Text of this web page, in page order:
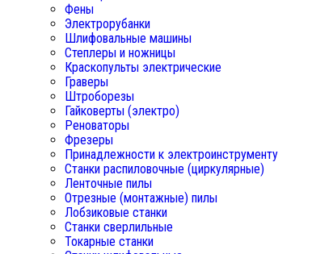
Фены
Электрорубанки
Шлифовальные машины
Степлеры и ножницы
Краскопульты электрические
Граверы
Штроборезы
Гайковерты (электро)
Реноваторы
Фрезеры
Принадлежности к электроинструменту
Станки распиловочные (циркулярные)
Ленточные пилы
Отрезные (монтажные) пилы
Лобзиковые станки
Станки сверлильные
Токарные станки